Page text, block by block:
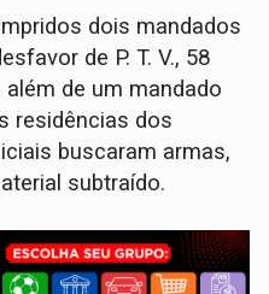
dois mandados
de P. T. V., 58
de um mandado
residências dos
buscaram armas,
subtraído.